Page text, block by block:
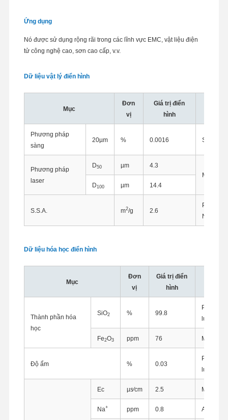
Ứng dụng
Nó được sử dụng rộng rãi trong các lĩnh vực EMC, vật liệu điện
tử công nghệ cao, sơn cao cấp, v.v.
Dữ liệu vật lý điển hình
Mục
Đơn
vị
Giá trị điển
hình
Phương pháp
sàng
20µm % 0.0016 Sàng ướt
Phương pháp
laser
D50 µm
4.3
Máy
D 100 µm 14.4
S.S.A. m2/g 2.6
Phương
Nitơ
Dữ liệu hóa học điển hình
Mục
Đơn
vị
Giá trị điển
hình
Thành phần hóa
học
SiO2 % 99.8
Phương
lượng
Fe2O3 ppm 76 Máy đo
Độ ẩm % 0.03
Phương
lượng
Ec µs∕cm 2.5 Máy đo
Na+ ppm 0.8 AAS